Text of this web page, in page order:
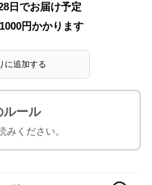
日でお届け予定
1000円かかります
に追加する
ルール
みください。